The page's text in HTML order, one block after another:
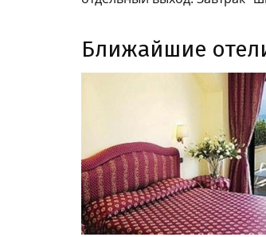
Ближайшие